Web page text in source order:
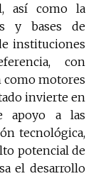
así como la
y bases de
instituciones
con
como motores
invierte en
apoyo a las
tecnológica,
potencial de
el desarrollo